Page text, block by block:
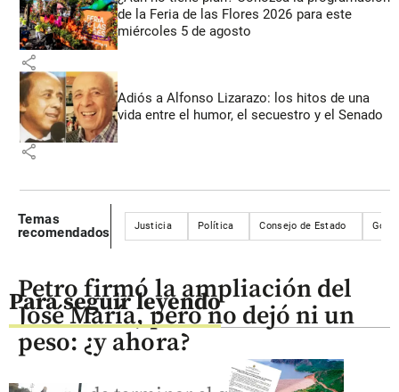
de la Feria de las Flores 2026 para este
miércoles 5 de agosto
share
Adiós a Alfonso Lizarazo: los hitos de una
vida entre el humor, el secuestro y el Senado
share
Temas
recomendados
Justicia Política Consejo de Estado
Para seguir leyendo
Petro firmó la ampliación del
José María, pero no dejó ni un
peso: ¿y ahora?